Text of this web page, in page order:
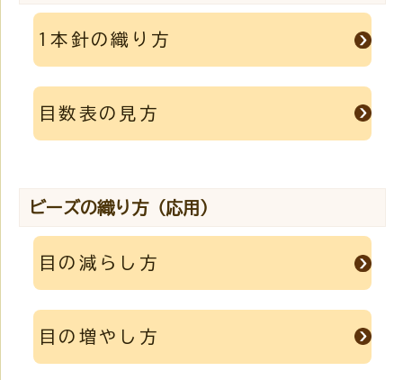
1本針の織り方
目数表の見方
ビーズの織り方（応用）
目の減らし方
目の増やし方